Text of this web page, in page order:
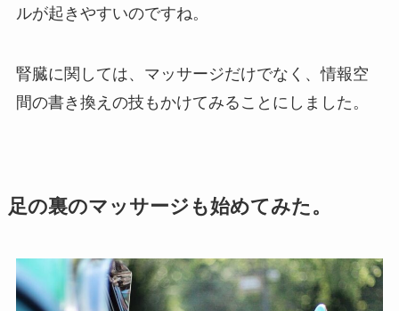
ルが起きやすいのですね。
腎臓に関しては、マッサージだけでなく、情報空
間の書き換えの技もかけてみることにしました。
足の裏のマッサージも始めてみた。